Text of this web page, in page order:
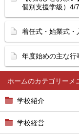
ホーム
学校紹介
学校経営
個別支援学級）4/7
着任式・始業式
年度始めの主な行